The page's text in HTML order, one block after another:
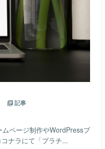
記事
ページ制作やWordPressブ
ナラにて「プラチ...